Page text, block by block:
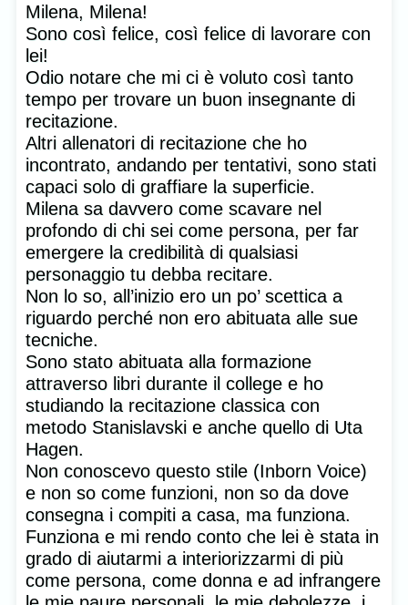
Milena, Milena!
Sono così felice, così felice di lavorare con
lei!
Odio notare che mi ci è voluto così tanto
tempo per trovare un buon insegnante di
recitazione.
Altri allenatori di recitazione che ho
incontrato, andando per tentativi, sono stati
capaci solo di graffiare la superficie.
Milena sa davvero come scavare nel
profondo di chi sei come persona, per far
emergere la credibilità di qualsiasi
personaggio tu debba recitare.
Non lo so, all’inizio ero un po’ scettica a
riguardo perché non ero abituata alle sue
tecniche.
Sono stato abituata alla formazione
attraverso libri durante il college e ho
studiando la recitazione classica con
metodo Stanislavski e anche quello di Uta
Hagen.
Non conoscevo questo stile (Inborn Voice)
e non so come funzioni, non so da dove
consegna i compiti a casa, ma funziona.
Funziona e mi rendo conto che lei è stata in
grado di aiutarmi a interiorizzarmi di più
come persona, come donna e ad infrangere